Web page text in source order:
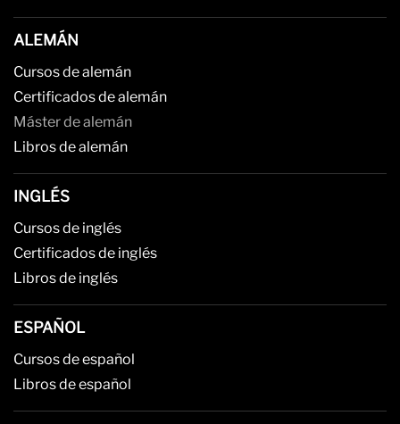
ALEMÁN
Cursos de alemán
Certificados de alemán
Máster de alemán
Libros de alemán
INGLÉS
Cursos de inglés
Certificados de inglés
Libros de inglés
ESPAÑOL
Cursos de español
Libros de español